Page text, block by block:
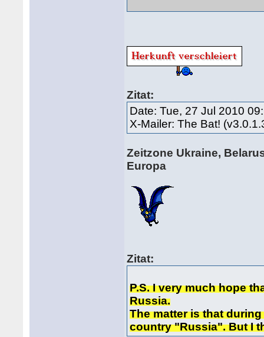
Zitat:
Date: Tue, 27 Jul 2010
X-Mailer: The Bat!
Zeitzone Ukraine,
Europa
Zitat:
P.S. I very much hope
Russia.
The matter is that
country "Russia". But I